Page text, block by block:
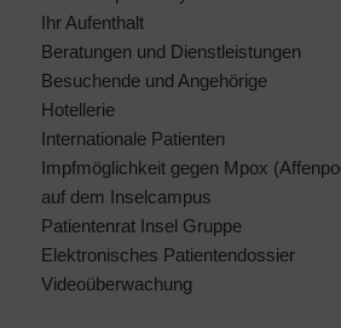
Ihr Aufenthalt
Beratungen und Dienstleistungen
Besuchende und Angehörige
Hotellerie
Internationale Patienten
Impfmöglichkeit gegen Mpox
auf dem Inselcampus
Patientenrat Insel Gruppe
Elektronisches Patientendossier
Videoüberwachung